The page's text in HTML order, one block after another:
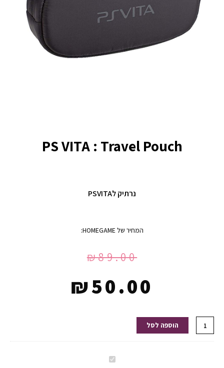
PS VITA : Travel Pouch
נרתיק לPSVITA
המחיר של HOMEGAME:
₪89.00
₪50.00
כמות
של
הוספה לסל
PS